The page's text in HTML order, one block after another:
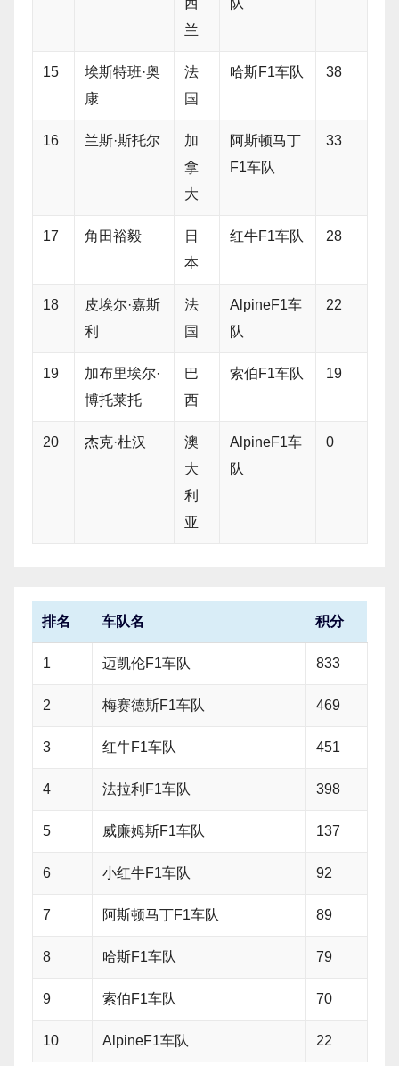
西
兰
队
15
埃斯特班·奥
康
法
国
哈斯F1车队 38
16 兰斯·斯托尔
加
拿
大
阿斯顿马丁
F1车队
33
17 角田裕毅
日
本
红牛F1车队 28
18
皮埃尔·嘉斯
利
法
国
AlpineF1车
队
22
19
加布里埃尔·
博托莱托
巴
西
索伯F1车队 19
20 杰克·杜汉
澳
大
利
亚
AlpineF1车
队
0
排名 车队名 积分
1 迈凯伦F1车队 833
2 梅赛德斯F1车队 469
3 红牛F1车队 451
4 法拉利F1车队 398
5 威廉姆斯F1车队 137
6 小红牛F1车队 92
7 阿斯顿马丁F1车队 89
8 哈斯F1车队 79
9 索伯F1车队 70
10 AlpineF1车队 22